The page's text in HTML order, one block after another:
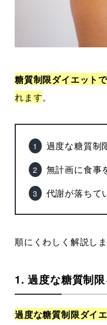
糖質制限ダイエット
れます。
過度な糖質制
無計画に食事
代謝が落ちて
順にくわしく解説しま
1. 過度な糖質制
過度な糖質制限ダイ